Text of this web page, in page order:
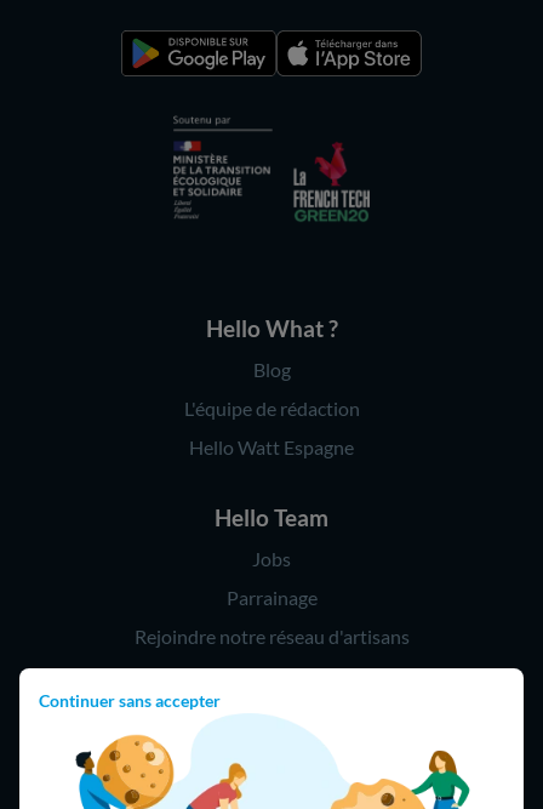
Continuer sans accepter
Hello What ?
Blog
L'équipe de rédaction
Hello Watt Espagne
Hello Team
Jobs
Parrainage
Rejoindre notre réseau d'artisans
Hello !
09 75 18 60 60
(8h-21h)
75018 Paris